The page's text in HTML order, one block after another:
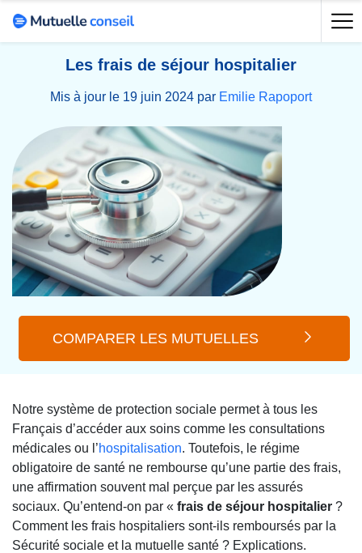
Les frais de séjour hospitalier
Mis à jour le 19 juin 2024 par Emilie Rapoport
COMPARER LES MUTUELLES
Notre système de protection sociale permet à tous les
Français d’accéder aux soins comme les consultations
médicales ou l’hospitalisation. Toutefois, le régime
obligatoire de santé ne rembourse qu’une partie des frais,
une affirmation souvent mal perçue par les assurés
sociaux. Qu’entend-on par « frais de séjour hospitalier ?
Comment les frais hospitaliers sont-ils remboursés par la
Sécurité sociale et la mutuelle santé ? Explications.